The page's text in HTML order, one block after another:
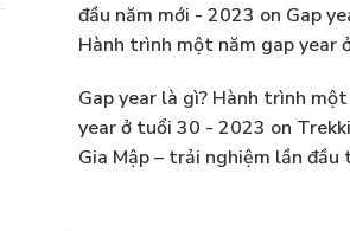
đầu năm mới - 2023 on Gap
Hành trình một năm gap year
Gap year là gì? Hành trình
year ở tuổi 30 - 2023 on
Gia Mập – trải nghiệm lần đầu